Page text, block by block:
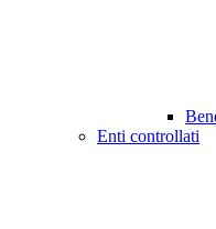
Enti controllati